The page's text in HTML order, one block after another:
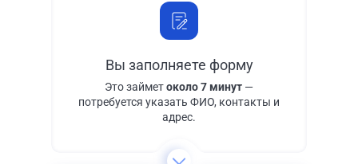
Вы заполняете форму
Это займетоколо 7 минут —
потребуется указать ФИО, контакты и
адрес.